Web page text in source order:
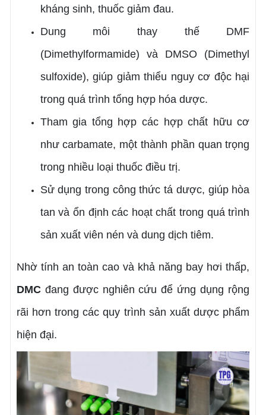
kháng sinh, thuốc giảm đau.
Dung môi thay thế DMF
(Dimethylformamide) và DMSO (Dimethyl
sulfoxide), giúp giảm thiểu nguy cơ độc hại
trong quá trình tổng hợp hóa dược.
Tham gia tổng hợp các hợp chất hữu cơ
như carbamate, một thành phần quan trọng
trong nhiều loại thuốc điều trị.
Sử dụng trong công thức tá dược, giúp hòa
tan và ổn định các hoạt chất trong quá trình
sản xuất viên nén và dung dịch tiêm.
Nhờ tính an toàn cao và khả năng bay hơi thấp,
DMCđang được nghiên cứu để ứng dụng rộng
rãi hơn trong các quy trình sản xuất dược phẩm
hiện đại.